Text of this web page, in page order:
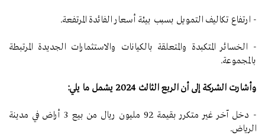
- ارتفاع تكاليف التمويل بسبب بيئة أسعار الفائدة المرتفعة.
- الخسائر المتكبدة والمتعلقة بالكيانات والاستثمارات الجديدة المرتبطة
بالمجموعة.
وأشارت الشركة إلى أن الربع الثالث 2024 يشمل ما يلي:
- دخل آخر غير متكرر بقيمة 92 مليون ريال من بيع 3 أراض في مدينة
الرياض.